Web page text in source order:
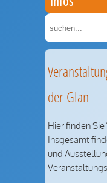
der Glan
Hier finden Sie
Insgesamt
und